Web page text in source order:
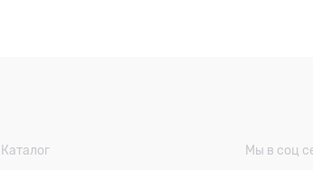
Каталог Мы в соц